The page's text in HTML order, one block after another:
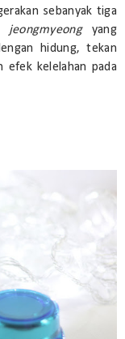
sebanyak tiga
jeongmyeong yang
hidung, tekan
kelelahan pada